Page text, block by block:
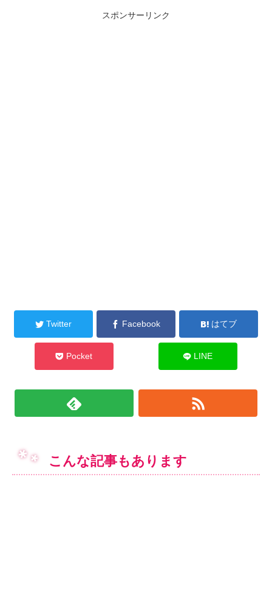
スポンサーリンク
Twitter Facebook はてブ
Pocket LINE
こんな記事もあります